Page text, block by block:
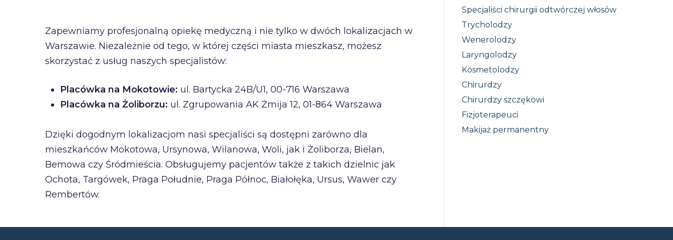
Zapewniamy profesjonalną opiekę medyczną i nie tylko w dwóch lokalizacjach w
Warszawie. Niezależnie od tego, w której części miasta mieszkasz, możesz
skorzystać z usług naszych specjalistów:
Placówka na Mokotowie: ul. Bartycka 24B/U1, 00-716 Warszawa
Placówka na Żoliborzu: ul. Zgrupowania AK Żmija 12, 01-864 Warszawa
Dzięki dogodnym lokalizacjom nasi specjaliści są dostępni zarówno dla
mieszkańców Mokotowa, Ursynowa, Wilanowa, Woli, jak i Żoliborza, Bielan,
Bemowa czy Śródmieścia. Obsługujemy pacjentów także z takich dzielnic jak
Ochota, Targówek, Praga Południe, Praga Północ, Białołęka, Ursus, Wawer czy
Rembertów.
Specjaliści chirurgii odtwórczej włosów
Trycholodzy
Wenerolodzy
Laryngolodzy
Kosmetolodzy
Chirurdzy
Chirurdzy szczękowi
Fizjoterapeuci
Makijaż permanentny